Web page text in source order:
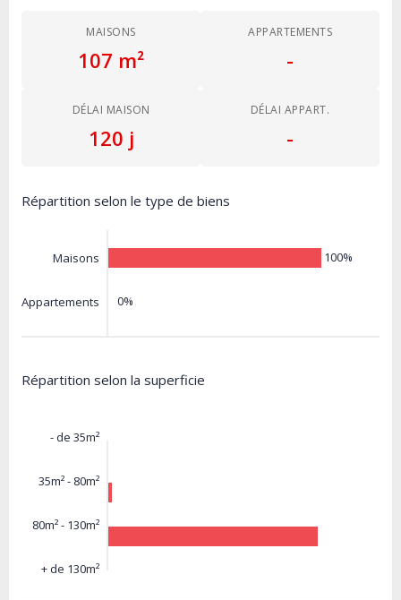
MAISONS
107 m²
APPARTEMENTS
-
DÉLAI MAISON
120 j
DÉLAI APPART.
-
Répartition selon le type de biens
Maisons
Appartements
100%
0%
Répartition selon la superficie
- de 35m²
35m² - 80m²
80m² - 130m²
+ de 130m²